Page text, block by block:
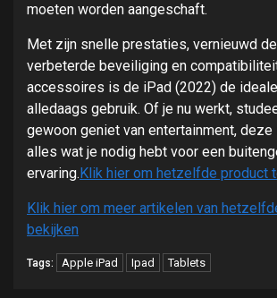
moeten worden aangeschaft.
Met zijn snelle prestaties, vernieuwd
verbeterde beveiliging en
accessoires is de iPad (2022) de
alledaags gebruik. Of je nu werkt,
gewoon geniet van entertainment,
alles wat je nodig hebt voor een
ervaring. Klik hier om hetzelfde product
Klik hier om meer artikelen van
bekijken
Tags: Apple iPad Ipad Tablets